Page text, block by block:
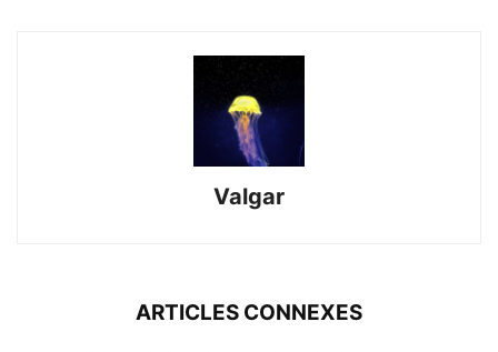
Valgar
ARTICLES CONNEXES